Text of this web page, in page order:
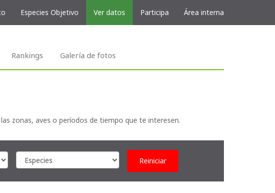
Especies Objetivo Ver datos Participa Área interna
Rankings Galería de fotos
zonas, aves o períodos de tiempo que te interesen.
Reiniciar